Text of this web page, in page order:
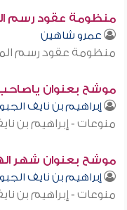
منظومة عقود رسم
عمرو شاهين
منظومة عقود رسم
موشح بعنوان
إبراهيم بن نايف
منوعات - إبراهيم بن
موشح بعنوان شهر
إبراهيم بن نايف
منوعات - إبراهيم بن